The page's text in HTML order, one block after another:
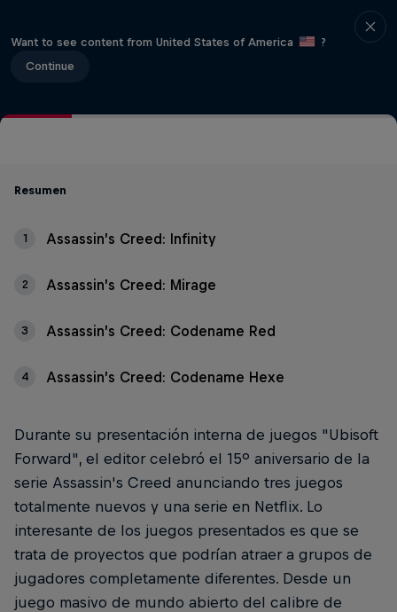
Want to see content from United States of America
?
Continue
Resumen
1 Assassin’s Creed: Infinity
2 Assassin’s Creed: Mirage
3 Assassin’s Creed: Codename Red
4 Assassin’s Creed: Codename Hexe
Durante su presentación interna de juegos "Ubisoft
Forward", el editor celebró el 15º aniversario de la
serie Assassin's Creed anunciando tres juegos
totalmente nuevos y una serie en Netflix. Lo
interesante de los juegos presentados es que se
trata de proyectos que podrían atraer a grupos de
jugadores completamente diferentes. Desde un
juego masivo de mundo abierto del calibre de